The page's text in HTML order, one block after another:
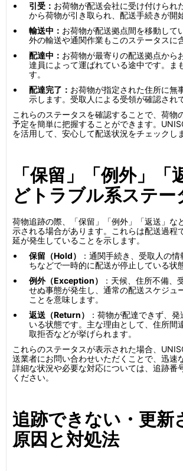
引受： お荷物が配送会社に受け付けられ
から荷物が引き取られ、配送手続きが開
輸送中： お荷物が配送拠点間を移動して
外の輸送や通関作業もこのステータスに
配達中： お荷物が最寄りの配送拠点から
達員によって運ばれている途中です。ま
す。
配達完了： お荷物が指定された住所に無
示します。受取人による受領が確認され
これらのステータスを確認することで、荷物
予定を簡単に把握することができます。
を活用して、安心して配送状況をチェックし
「保留」「例外」「
どトラブル系ステー
荷物追跡の際、「保留」「例外」「返送」な
示される場合があります。これらは配送過程
延が発生していることを示します。
保留（Hold）
：通関手続き、受取人の
ちなどで一時的に配送が停止している状
例外（Exception）
：天候、住所不備、
せぬ事態が発生し、通常の配送スケジュ
ことを意味します。
返送（Return）
：荷物が配達できず、
いる状態です。主な理由として、住所間
取拒否などが挙げられます。
これらのステータスが表示された場合、
送業者にお問い合わせいただくことで、迅速
詳細な状況や必要な対応については、追跡番
ください。
追跡できない・更新
原因と対処法